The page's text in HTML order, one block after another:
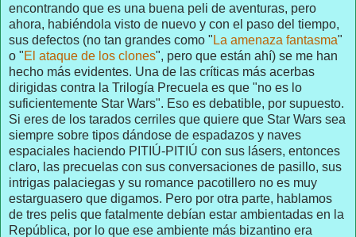
encontrando que es una buena peli de aventuras, pero
ahora, habiéndola visto de nuevo y con el paso del tiempo,
sus defectos (no tan grandes como " La amenaza fantasma"
o "El ataque de los clones", pero que están ahí) se me han
hecho más evidentes. Una de las críticas más acerbas
dirigidas contra la Trilogía Precuela es que "no es lo
suficientemente Star Wars". Eso es debatible, por supuesto.
Si eres de los tarados cerriles que quiere que Star Wars sea
siempre sobre tipos dándose de espadazos y naves
espaciales haciendo PITIÚ-PITIÚ con sus lásers, entonces
claro, las precuelas con sus conversaciones de pasillo, sus
intrigas palaciegas y su romance pacotillero no es muy
estarguasero que digamos. Pero por otra parte, hablamos
de tres pelis que fatalmente debían estar ambientadas en la
República, por lo que ese ambiente más bizantino era